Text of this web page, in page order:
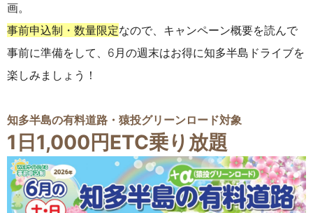
画。
事前申込制・数量限定なので、キャンペーン概要を読んで
事前に準備をして、 6月の週末はお得に知多半島ドライブを
楽しみましょう！
知多半島の有料道路・猿投グリーンロード対象
1日1,000円ETC乗り放題